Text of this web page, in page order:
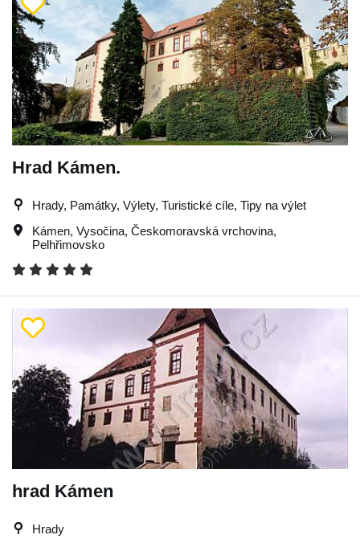
Hrad Kámen.
Hrady, Památky, Výlety, Turistické cíle, Tipy na výlet
Kámen, Vysočina, Českomoravská vrchovina,
Pelhřimovsko
hrad Kámen
Hrady